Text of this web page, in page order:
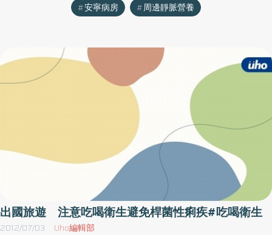
安寧病房
周邊靜脈營養
出國旅遊 注意吃喝衛生避免桿菌性痢疾#吃喝衛生
2012/07/03 Uho編輯部